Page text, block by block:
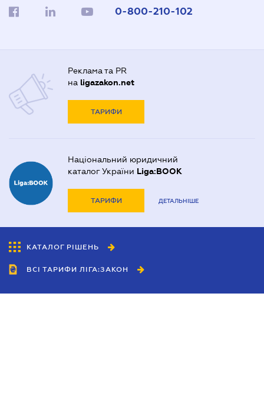
0-800-210-102
Реклама та PR
на ligazakon.net
ТАРИФИ
Національний юридичний
каталог України Liga:BOOK
ТАРИФИ ДЕТАЛЬНІШЕ
КАТАЛОГ РІШЕНЬ
ВСІ ТАРИФИ ЛІГА:ЗАКОН